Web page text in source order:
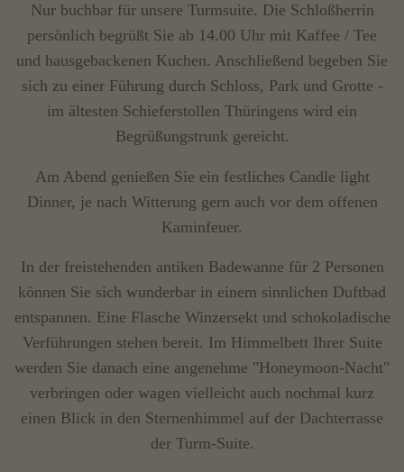
Nur buchbar für unsere Turmsuite. Die Schloßherrin
persönlich begrüßt Sie ab 14.00 Uhr mit Kaffee / Tee
und hausgebackenen Kuchen. Anschließend begeben Sie
sich zu einer Führung durch Schloss, Park und Grotte -
im ältesten Schieferstollen Thüringens wird ein
Begrüßungstrunk gereicht.
Am Abend genießen Sie ein festliches Candle light
Dinner, je nach Witterung gern auch vor dem offenen
Kaminfeuer.
In der freistehenden antiken Badewanne für 2 Personen
können Sie sich wunderbar in einem sinnlichen Duftbad
entspannen. Eine Flasche Winzersekt und schokoladische
Verführungen stehen bereit. Im Himmelbett Ihrer Suite
werden Sie danach eine angenehme "Honeymoon-Nacht"
verbringen oder wagen vielleicht auch nochmal kurz
einen Blick in den Sternenhimmel auf der Dachterrasse
der Turm-Suite.